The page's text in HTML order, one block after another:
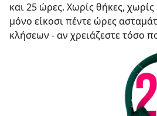
και 25 ώρες. Χωρίς θήκες,
μόνο είκοσι πέντε ώρες
κλήσεων - αν χρειάζεστε τόσο